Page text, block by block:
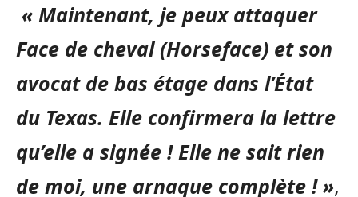
« Maintenant, je peux attaquer
Face de cheval (Horseface) et son
avocat de bas étage dans l’État
du Texas. Elle confirmera la lettre
qu’elle a signée ! Elle ne sait rien
de moi, une arnaque complète ! »,